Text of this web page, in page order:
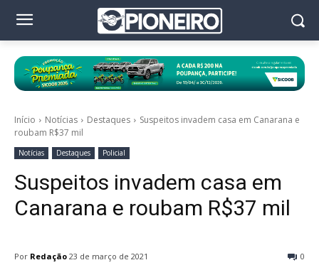
Início Notícias Destaques
Suspeitos invadem casa em Canarana e
roubam R$37 mil
Notícias Destaques Policial
Suspeitos invadem casa em
Canarana e roubam R$37 mil
Por Redação 0
23 de março de 2021